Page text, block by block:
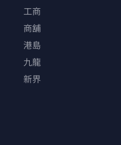
工商
商舖
港島
九龍
新界